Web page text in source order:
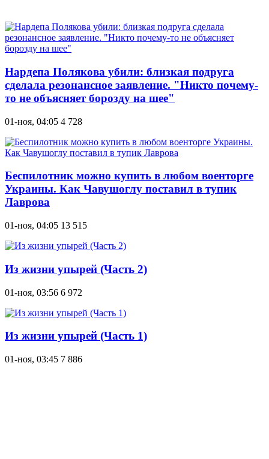
Нардепа Полякова убили: близкая подруга
сделала резонансное заявление. "Никто почему-
то не объясняет борозду на шее"
01-ноя, 04:05 4 728
Беспилотник можно купить в любом военторге
Украины. Как Чавушоглу поставил в тупик
Лаврова
01-ноя, 04:05 13 515
Из жизни упырей (Часть 2)
01-ноя, 03:56 6 972
Из жизни упырей (Часть 1)
01-ноя, 03:45 7 886